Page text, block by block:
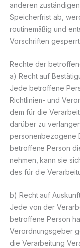
anderen
Speicherfrist ab,
routinemäßig und
Vorschriften
Rechte der
a) Recht auf
Jede betroffene
Richtlinien- und
dem für die
darüber zu
personenbezogene
betroffene Person
nehmen, kann sie
des für die
b) Recht auf Auskunft
Jede von der
betroffene Person
Verordnungsgeber
die Verarbeitung